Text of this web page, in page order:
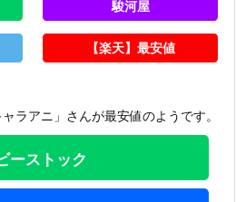
駿河屋
【楽天】最安値
ラアニ」さんが最安値のようです。
ーストック